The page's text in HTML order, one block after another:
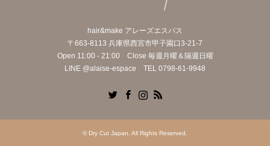
hair&make アレーズエスパス
〒663-8113 兵庫県西宮市甲子園口3-21-7
Open 11:00 - 21:00 Close 毎週月曜＆隔週日曜
LINE @alaise-espace TEL 0798-61-9948
© Dry Cut Japan . All Rights Reserved.